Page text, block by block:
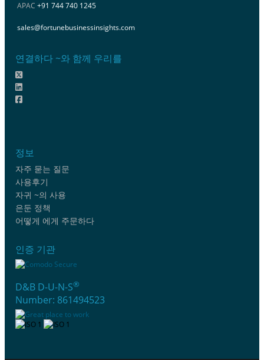
APAC +91 744 740 1245
sales@fortunebusinessinsights.com
연결하다 ~와 함께 우리를
정보
자주 묻는 질문
사용후기
자귀 ~의 사용
은둔 정책
어떻게 에게 주문하다
인증 기관
D&B D-U-N-S®
Number: 861494523